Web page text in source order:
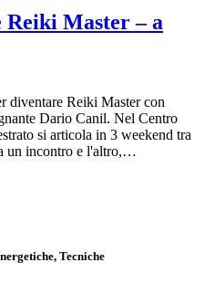
Reiki Master – a
diventare Reiki Master con
Dario Canil. Nel Centro
si articola in 3 weekend tra
un incontro e l'altro,…
Tecniche